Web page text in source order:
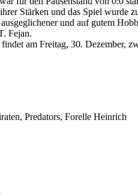
Stärken und das Spiel
und auf gutem
Fejan.
am Freitag, 30. Dezember,
Predators, Forelle Heinrich